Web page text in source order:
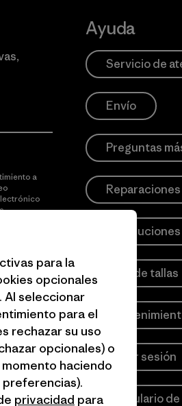
a
Ayuda
Servicio de
Envío
Preguntas
Reparaciones
Devoluciones
Guía de tallas
Iniciar sesión
Formulario
para la
opcionales
Al seleccionar
para el
rechazar su uso
opcionales) o
haciendo
preferencias).
privacidad para